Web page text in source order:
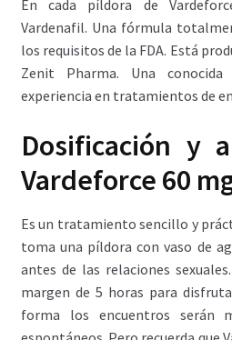
En cada píldora de
Vardenafil. Una fórmula
los requisitos de la FDA. Está
Zenit Pharma. Una
experiencia en tratamientos de
Dosificación y
Vardeforce 60
Es un tratamiento sencillo y
toma una píldora con vaso de
antes de las relaciones
margen de 5 horas para
forma los encuentros serán